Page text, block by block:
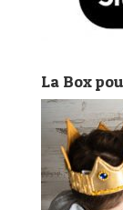
La Box